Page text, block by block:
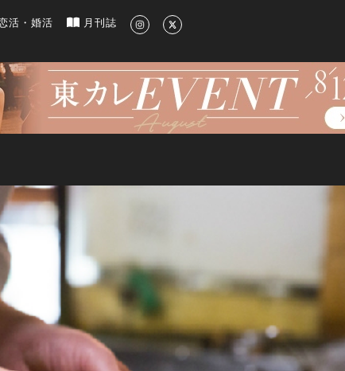
ルメ、洗練されたライフスタイル情報
活・婚活 月刊誌